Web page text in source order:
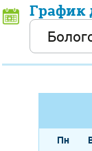
График
Пн